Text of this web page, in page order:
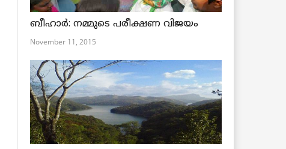
ബീഹാര്‍: നമ്മുടെ പരീക്ഷണ വിജയം
November 11, 2015